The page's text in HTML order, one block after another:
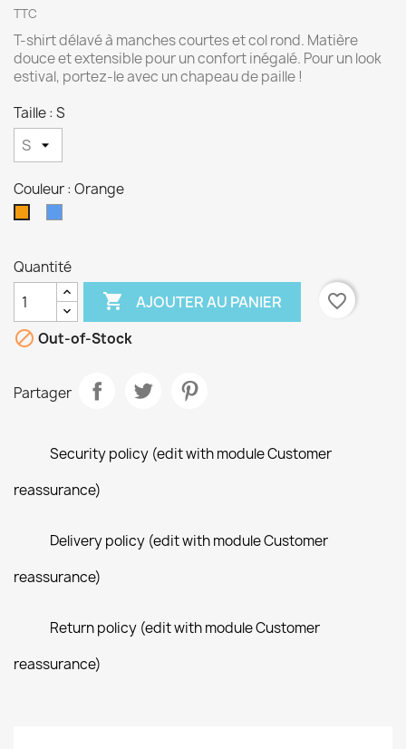
TTC
T-shirt délavé à manches courtes et col rond. Matière
douce et extensible pour un confort inégalé. Pour un look
estival, portez-le avec un chapeau de paille !
Taille : S
Couleur : Orange
Quantité
 AJOUTER AU PANIER
favorite_border
 Out-of-Stock
Partager
Security policy (edit with module Customer
reassurance)
Delivery policy (edit with module Customer
reassurance)
Return policy (edit with module Customer
reassurance)